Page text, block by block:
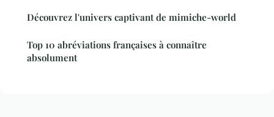
Découvrez l'univers captivant de mimiche-world
Top 10 abréviations françaises à connaître
absolument